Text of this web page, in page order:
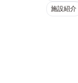
施設紹介